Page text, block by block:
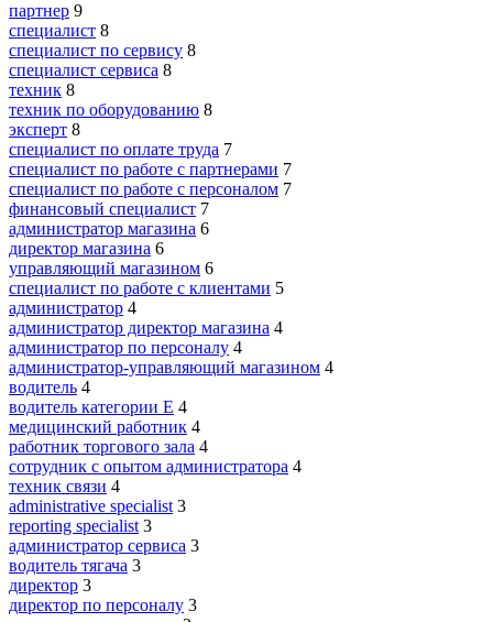
партнер 9
специалист 8
специалист по сервису 8
специалист сервиса 8
техник 8
техник по оборудованию 8
эксперт 8
специалист по оплате труда 7
специалист по работе с партнерами 7
специалист по работе с персоналом 7
финансовый специалист 7
администратор магазина 6
директор магазина 6
управляющий магазином 6
специалист по работе с клиентами 5
администратор 4
администратор директор магазина 4
администратор по персоналу 4
администратор-управляющий магазином 4
водитель 4
водитель категории E 4
медицинский работник 4
работник торгового зала 4
сотрудник с опытом администратора 4
техник связи 4
administrative specialist 3
reporting specialist 3
администратор сервиса 3
водитель тягача 3
директор 3
директор по персоналу 3